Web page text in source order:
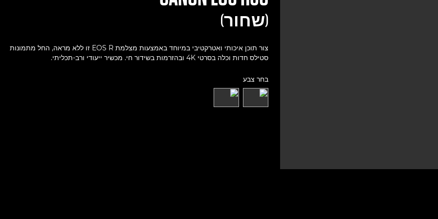
(שחור)
צור תוכן איכותי ואטרקטיבי במיוחד באמצעות מצלמת EOS R זו ללא מראה, החל מתמונות
סטילס חדות וכלה בסרטי 4K ובהזרמות בשידור חי. מכשיר ייעודי ורב-תכליתי.
בחר צבע